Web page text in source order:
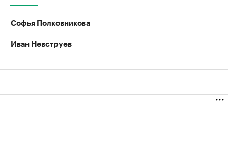
Софья Полковникова
Иван Невструев